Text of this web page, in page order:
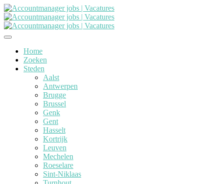
Home
Zoeken
Steden
Aalst
Antwerpen
Brugge
Brussel
Genk
Gent
Hasselt
Kortrijk
Leuven
Mechelen
Roeselare
Sint-Niklaas